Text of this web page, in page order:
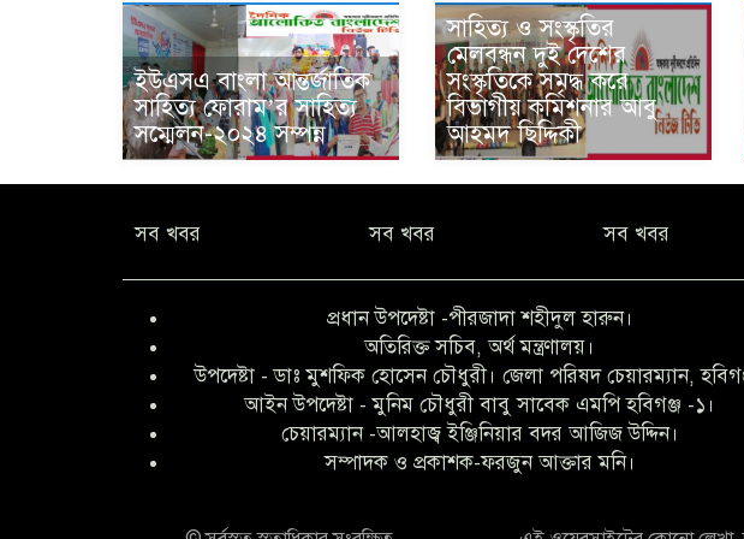
ইউএসএ বাংলা আন্তর্জাতিক
সাহিত্য ফোরাম’র সাহিত্য
সম্মেলন-২০২৪ সম্পন্ন
সাহিত্য ও সংস্কৃতির
মেলবন্ধন দুই দেশের
সংস্কৃতিকে সমৃদ্ধ করে
বিভাগীয় কমিশনার আবু
আহমদ ছিদ্দিকী
সব খবর সব খবর সব খবর
প্রধান উপদেষ্টা -পীরজাদা শহীদুল হারুন।
অতিরিক্ত সচিব, অর্থ মন্ত্রণালয়।
উপদেষ্টা - ডাঃ মুশফিক হোসেন চৌধুরী। জেলা পরিষদ চেয়ারম্যান,
আইন উপদেষ্টা - মুনিম চৌধুরী বাবু সাবেক এমপি হবিগঞ্জ -১।
চেয়ারম্যান -আলহাজ্ব ইঞ্জিনিয়ার বদর আজিজ উদ্দিন।
সম্পাদক ও প্রকাশক-ফরজুন আক্তার মনি।